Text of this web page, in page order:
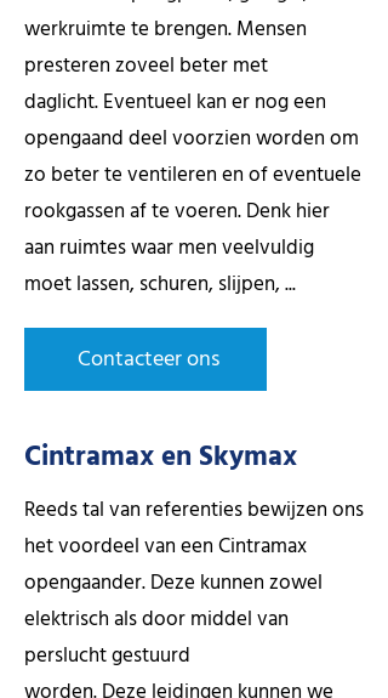
werkruimte te brengen. Mensen
presteren zoveel beter met
daglicht. Eventueel kan er nog een
opengaand deel voorzien worden om
zo beter te ventileren en of eventuele
rookgassen af te voeren. Denk hier
aan ruimtes waar men veelvuldig
moet lassen, schuren, slijpen, ...
Contacteer ons
Cintramax en Skymax
Reeds tal van referenties bewijzen ons
het voordeel van een Cintramax
opengaander. Deze kunnen zowel
elektrisch als door middel van
perslucht gestuurd